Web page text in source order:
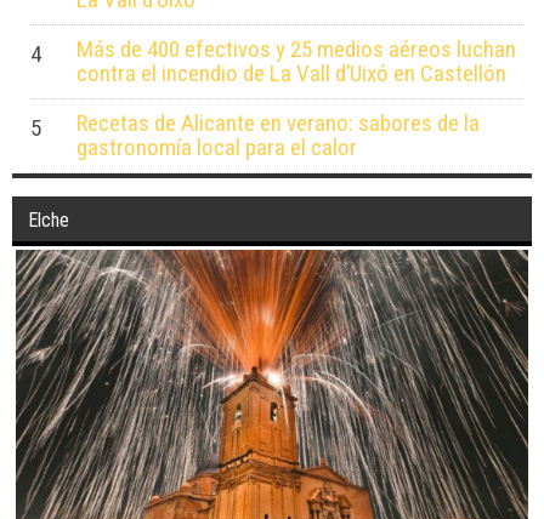
4
Más de 400 efectivos y 25 medios aéreos luchan
contra el incendio de La Vall d’Uixó en Castellón
5
Recetas de Alicante en verano: sabores de la
gastronomía local para el calor
Elche